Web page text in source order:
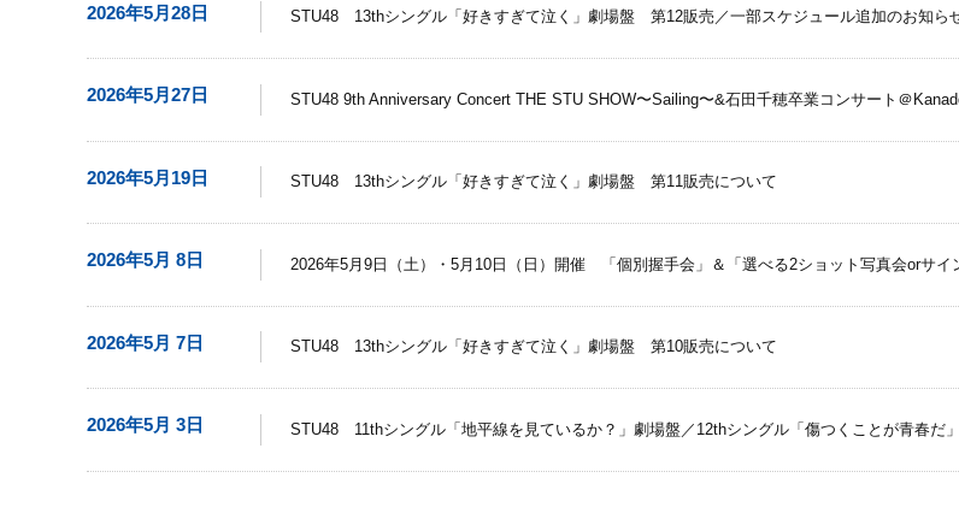
2026年5月28日 STU48 13thシングル「好きすぎて泣く」劇場盤 第12販売／一部スケジュール追加のお知ら
2026年5月27日 STU48 9th Anniversary Concert THE STU SHOW〜Sailing〜&石田千穂卒業コンサート＠
2026年5月19日 STU48 13thシングル「好きすぎて泣く」劇場盤 第11販売について
2026年5月 8日 2026年5月9日（土）・5月10日（日）開催 「個別握手会」＆「選べる2ショット写真会orサ
2026年5月 7日 STU48 13thシングル「好きすぎて泣く」劇場盤 第10販売について
2026年5月 3日 STU48 11thシングル「地平線を見ているか？」劇場盤／12thシングル「傷つくことが青春だ